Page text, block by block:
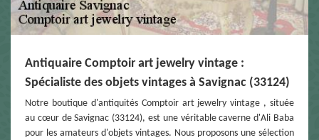
Antiquaire Comptoir art jewelry vintage :
Spécialiste des objets vintages à Savignac (33124)
Notre boutique d'antiquités Comptoir art jewelry vintage , située
au cœur de Savignac (33124), est une véritable caverne d'Ali Baba
pour les amateurs d'objets vintages. Nous proposons une sélection